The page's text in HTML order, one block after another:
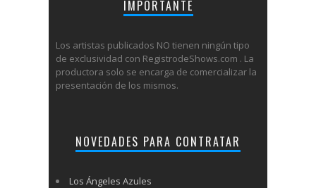
IMPORTANTE
Los artistas publicados NO tienen ningún tipo
de exclusividad con RegistrodeShows.com . La
productora solo se encarga de comercializar la
presentación de los mismos.
NOVEDADES PARA CONTRATAR
Los Ángeles Azules